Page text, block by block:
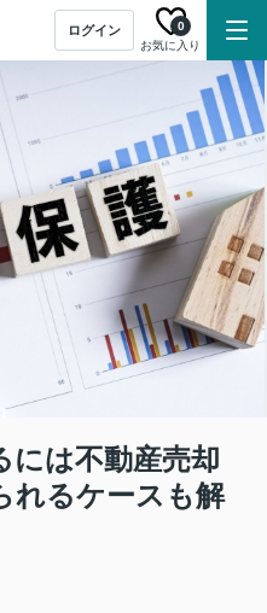
ログイン
お気に入り
0
には不動産売却
れるケースも解